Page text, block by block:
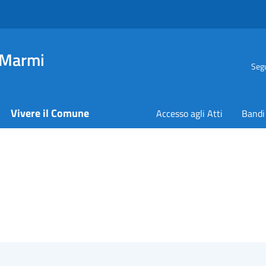
Vivere il Comune Accesso agli Atti